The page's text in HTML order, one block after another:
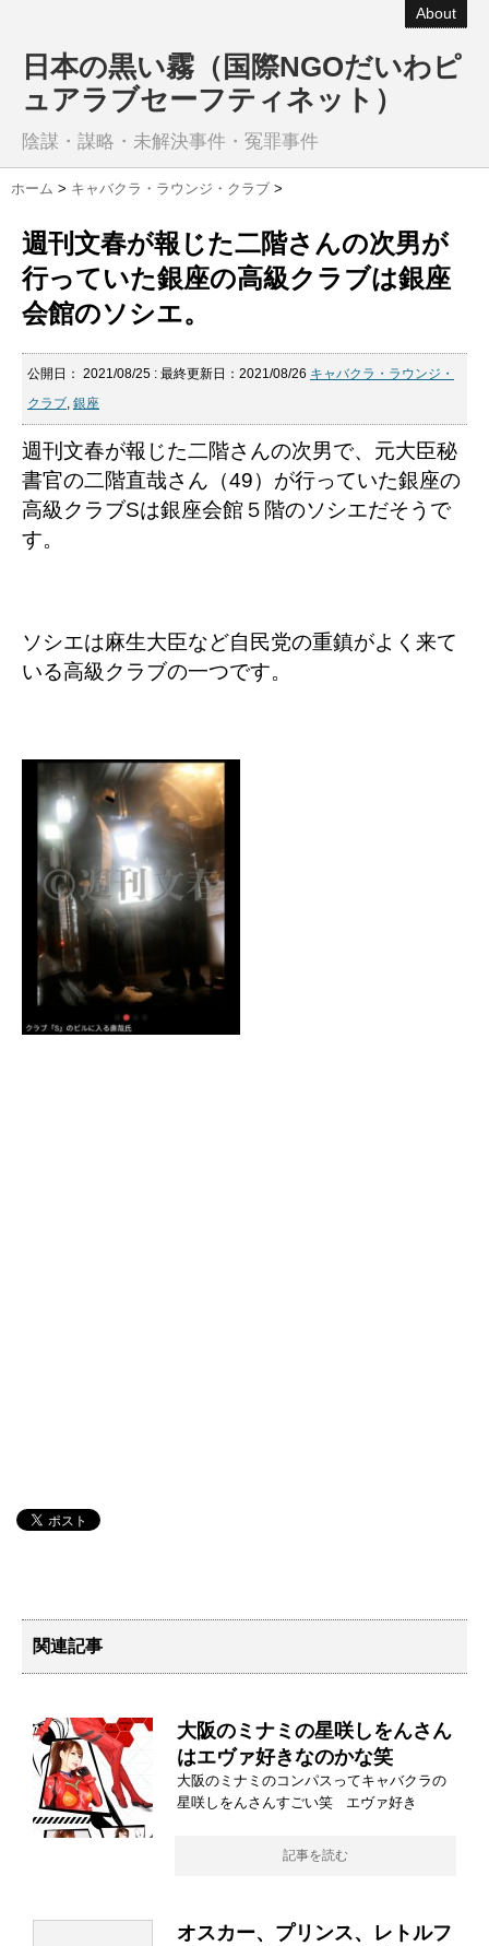
About
日本の黒い霧（国際NGOだいわピ
ュアラブセーフティネット）
陰謀・謀略・未解決事件・冤罪事件
ホーム > キャバクラ・ラウンジ・クラブ >
週刊文春が報じた二階さんの次男が
行っていた銀座の高級クラブは銀座
会館のソシエ。
公開日： 2021/08/25 : 最終更新日：2021/08/26 キャバクラ・ラウンジ・
クラブ, 銀座
週刊文春が報じた二階さんの次男で、元大臣秘
書官の二階直哉さん（49）が行っていた銀座の
高級クラブSは銀座会館５階のソシエだそうで
す。
ソシエは麻生大臣など自民党の重鎮がよく来て
いる高級クラブの一つです。
関連記事
大阪のミナミの星咲しをんさん
はエヴァ好きなのかな笑
大阪のミナミのコンパスってキャバクラの
星咲しをんさんすごい笑 エヴァ好き
記事を読む
オスカー、プリンス、レトルフ